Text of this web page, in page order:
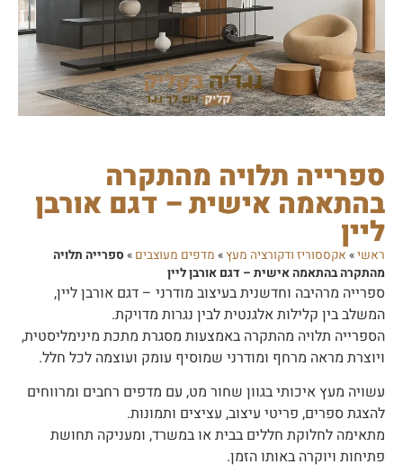
ספרייה תלויה מהתקרה
בהתאמה אישית – דגם אורבן
ליין
ראשי» אקססוריז ודקורציה מעץ» מדפים מעוצבים » ספרייה תלויה
מהתקרה בהתאמה אישית – דגם אורבן ליין
ספרייה מרהיבה וחדשנית בעיצוב מודרני – דגם אורבן ליין,
המשלב בין קלילות אלגנטית לבין נגרות מדויקת.
הספרייה תלויה מהתקרה באמצעות מסגרת מתכת מינימליסטית,
ויוצרת מראה מרחף ומודרני שמוסיף עומק ועוצמה לכל חלל.
עשויה מעץ איכותי בגוון שחור מט, עם מדפים רחבים ומרווחים
להצגת ספרים, פריטי עיצוב, עציצים ותמונות.
מתאימה לחלוקת חללים בבית או במשרד, ומעניקה תחושת
פתיחות ויוקרה באותו הזמן.